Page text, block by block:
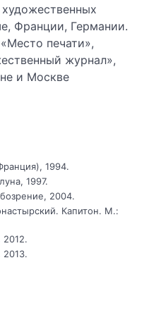
Франции, Германии.
печати»,
журнал»,
и Москве
1994.
1997.
2004.
Капитон. М.:
2012.
2013.